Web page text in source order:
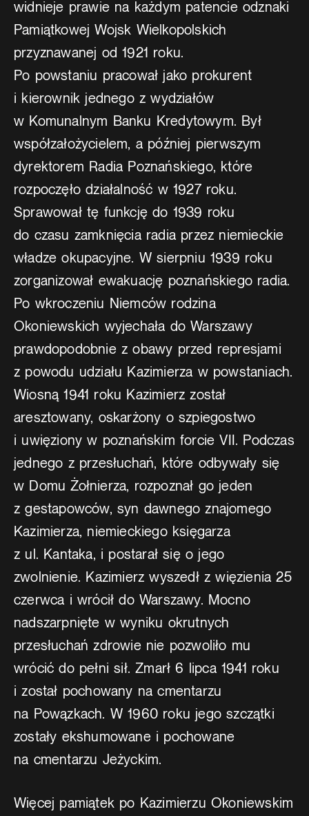
widnieje prawie na każdym patencie odznaki
Pamiątkowej Wojsk Wielkopolskich
przyznawanej od 1921 roku.
Po powstaniu pracował jako prokurent
i kierownik jednego z wydziałów
w Komunalnym Banku Kredytowym. Był
współzałożycielem, a później pierwszym
dyrektorem Radia Poznańskiego, które
rozpoczęło działalność w 1927 roku.
Sprawował tę funkcję do 1939 roku
do czasu zamknięcia radia przez niemieckie
władze okupacyjne. W sierpniu 1939 roku
zorganizował ewakuację poznańskiego radia.
Po wkroczeniu Niemców rodzina
Okoniewskich wyjechała do Warszawy
prawdopodobnie z obawy przed represjami
z powodu udziału Kazimierza w powstaniach.
Wiosną 1941 roku Kazimierz został
aresztowany, oskarżony o szpiegostwo
i uwięziony w poznańskim forcie VII. Podczas
jednego z przesłuchań, które odbywały się
w Domu Żołnierza, rozpoznał go jeden
z gestapowców, syn dawnego znajomego
Kazimierza, niemieckiego księgarza
z ul. Kantaka, i postarał się o jego
zwolnienie. Kazimierz wyszedł z więzienia 25
czerwca i wrócił do Warszawy. Mocno
nadszarpnięte w wyniku okrutnych
przesłuchań zdrowie nie pozwoliło mu
wrócić do pełni sił. Zmarł 6 lipca 1941 roku
i został pochowany na cmentarzu
na Powązkach. W 1960 roku jego szczątki
zostały ekshumowane i pochowane
na cmentarzu Jeżyckim.
Więcej pamiątek po Kazimierzu Okoniewskim